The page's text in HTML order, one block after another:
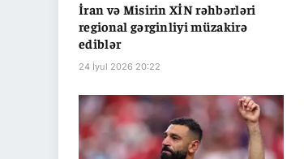
İran və Misirin XİN rəhbərləri
regional gərginliyi müzakirə
ediblər
24 İyul 2026 20:22